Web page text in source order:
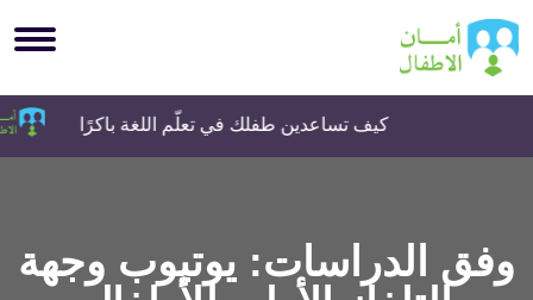
كيف تساعدين طفلك في تعلّم اللغة باكرًا
وفق الدراسات: يوتيوب وجهة